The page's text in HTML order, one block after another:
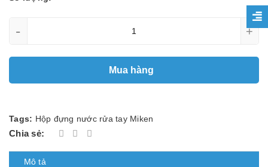
- +
Mua hàng
Tags: Hộp đựng nước rửa tay Miken
Chia sẻ:
Mô tả